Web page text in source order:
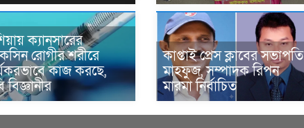
ক্যানসারের
রোগীর শরীরে
কাজ করছে,
বিজ্ঞানীর
কাপ্তাই প্রেস ক্লাবের সভাপতি
মাহফুজ, সম্পাদক রিপন
মারমা নির্বাচিত